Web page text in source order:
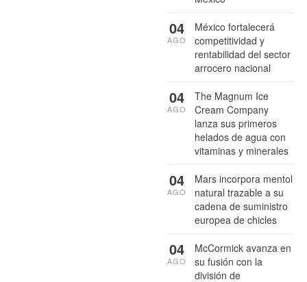
México fortalecerá
competitividad y
rentabilidad del sector
arrocero nacional
04
AGO
The Magnum Ice
Cream Company
lanza sus primeros
helados de agua con
vitaminas y minerales
04
AGO
Mars incorpora mentol
natural trazable a su
cadena de suministro
europea de chicles
04
AGO
McCormick avanza en
su fusión con la
división de
04
AGO